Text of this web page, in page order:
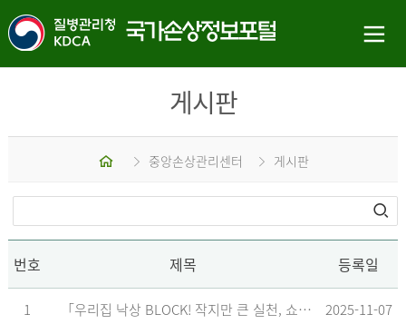
게시판
중앙손상관리센터 게시판
번호 제목 등록일
1 「우리집 낙상 BLOCK! 작지만 큰 실천, 쇼츠 챌린지」 수상작 발표 2025-11-07